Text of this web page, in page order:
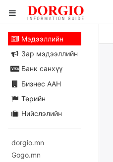
Мэдээллийн
Зар мэдээллийн
Банк санхүү
Бизнес ААН
Төрийн
Нийслэлийн
dorgio.mn
Gogo.mn